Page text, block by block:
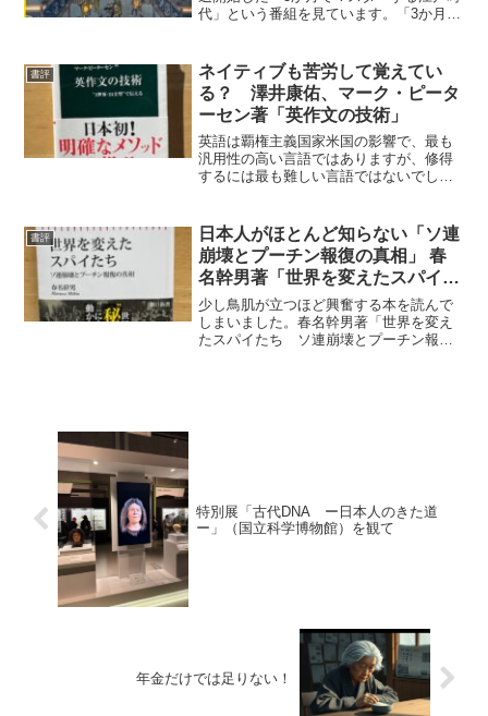
代」という番組を見ています。「3か月」
て続けに「改革」した？①徳川吉宗～田
沼意次...
書評
ネイティブも苦労して覚えてい
る？ 澤井康佑、マーク・ピータ
ーセン著「英作文の技術」
英語は覇権主義国家米国の影響で、最も
汎用性の高い言語ではありますが、修得
するには最も難しい言語ではないでしょ
の方が優しいのでは？ 何故、日本人に
とって英語が難しいのかと...
書評
日本人がほとんど知らない「ソ連
崩壊とプーチン報復の真相」 春
名幹男著「世界を変えたスパイた
ち」
少し鳥肌が立つほど興奮する本を読んで
しまいました。春名幹男著「世界を変え
たスパイたち ソ連崩壊とプーチン報復
特別展「古代DNA ー日本人のきた道
ー」（国立科学博物館）を観て
年金だけでは足りない！